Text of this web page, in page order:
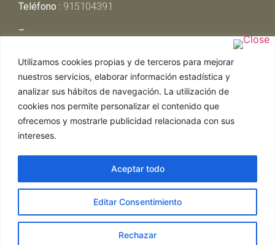
Utilizamos cookies propias y de terceros para mejorar
nuestros servicios, elaborar información estadística y
analizar sus hábitos de navegación. La utilización de
cookies nos permite personalizar el contenido que
ofrecemos y mostrarle publicidad relacionada con sus
intereses.
Editar Consentimiento
Rechazar
Aceptar todo
Teléfono : 915104391
–
Miércoles y Jueves:13:00h – 00:30h
Viernes y Sábado:13:00h – 01:00h
Domingo:13:00h – 17:30h
Web realizada por Chef Ejecutivo,Asesoría de
|Política de Cookies|
ghostwriter hausarbeit schreiben lassen ghostwriter
agentur